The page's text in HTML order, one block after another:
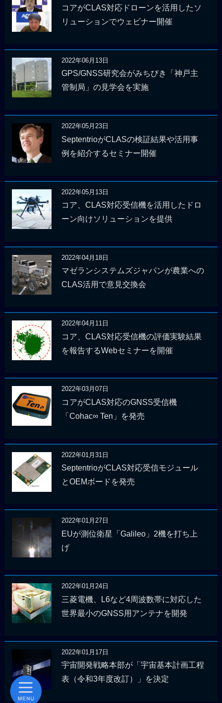
コアがCLAS対応ドローンを活用したソ
リューションでウェビナー開催
2022年06月13日
GPS/GNSS研究会がみちびき「神戸主
管制局」の見学会を実施
2022年05月23日
SeptentrioがCLASの検証結果や活用事
例を紹介するセミナー開催
2022年05月13日
コア、CLAS対応受信機を活用したドロ
ーン向けソリューションを提供
2022年04月18日
マゼランシステムズジャパンが農業への
CLAS活用で意見交換会
2022年04月11日
コア、CLAS対応受信機の評価実験結果
を報告するWebセミナーを開催
2022年03月07日
コアがCLAS対応のGNSS受信機
「Cohac∞ Ten」を発売
2022年01月31日
SeptentrioがCLAS対応受信モジュール
とOEMボードを発売
2022年01月27日
EUが測位衛星「Galileo」2機を打ち上
げ
2022年01月24日
三菱電機、L6など4周波数帯に対応した
世界最小のGNSS用アンテナを開発
2022年01月17日
宇宙開発戦略本部が「宇宙基本計画工程
表（令和3年度改訂）」を決定